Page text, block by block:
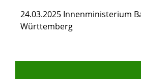
24.03.2025 Innenministerium
Württemberg